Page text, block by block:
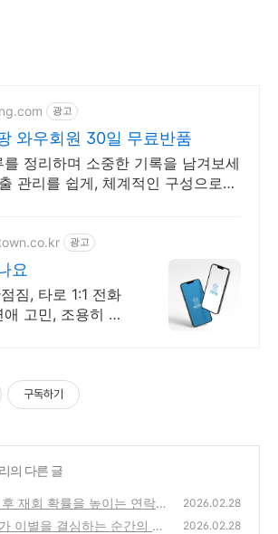
광고
와우회원 30일 무료반품
를 정리하며 소중한 기록을 남겨보세
관리를 쉽게, 체계적인 구성으로
광고
요
짐, 타로 1:1 전화
고민, 조용히 들
구독하기
의 다른 글
재회 확률을 높이는 연락
대 먼저 매달리지 마세요"
2026.02.28
이별을 결심하는 순간의 차
2026.02.28